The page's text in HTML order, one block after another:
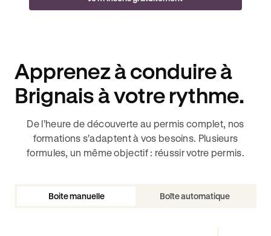
Apprenez à conduire à
Brignais à votre rythme.
De l’heure de découverte au permis complet, nos
formations s'adaptent à vos besoins. Plusieurs
formules, un même objectif : réussir votre permis.
Boite manuelle Boîte automatique